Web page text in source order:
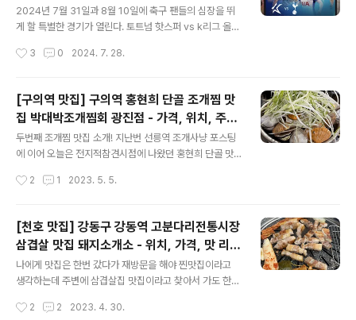
도, 선수 명단, 유니폼 구매 정보
2024년 7월 31일과 8월 10일에 축구 팬들의 심장을 뛰
게 할 특별한 경기가 열린다. 토트넘 핫스퍼 vs k리그 올스
외리그 경기 선택으로 눈치싸움에 실패해 성공하지 못했
다!! 먼저, 티켓팅 성공 후기? 소감? 에 대해 말해보자면 1.
네이버시계로 시간을 확인하고 티켓 오픈 시간에 맞춰서
접속하자. 남들보다 빨리 해보겠다고 티켓 오픈 전에 들어
가서 시도하다간 들어가도 접속되지도 않고, 재접속하느라
매가 오픈 된 뒤, 접속하는 것이 성공 확률을 훨씬 높여준다
3 0 2024. 7. 28.
[구의역 맛집] 구의역 홍현희 단골 조개찜 맛
집 박대박조개찜회 광진점 - 가격, 위치, 주차,
맛 리뷰 내돈내산
두번째 조개찜 맛집 소개! 지난번 선릉역 조개사냥 포스팅
에 이어 오늘은 전지적참견시점에 나왔던 홍현희 단골 맛
처음 갔을 때 홍현희 단골 맛집이라는 사실을 모르고 갔다
에 있다. 월-토 16:00~24:00 (매주 일요일 휴무)주차는
공간이 따로 있는 건 아니지만 가게 앞 길거리에 2대정도
댈 수 있다. 연휴가 시작되는 저녁이고, 피크타임에 가서 웨
이팅이 있을까 걱정했는데 다행히 예약석을 제외하고 2~3
10테이블정도 되는 것 같다. 소수 인원도 예약이 되는지는
2 1 2023. 5. 5.
[천호 맛집] 강동구 강동역 고분다리전통시장
삼겹살 맛집 돼지소개소 - 위치, 가격, 맛 리뷰
내돈내산
나에게 맛집은 한번 갔다가 재방문을 해야 찐맛집이라고
생각하는데 주변에 삼겹살집 맛집이라고 찾아서 가도 한번
에 소개할 맛집은 돼지소개소 위치는 서울 강동구 구천면
2 2 2023. 4. 30.